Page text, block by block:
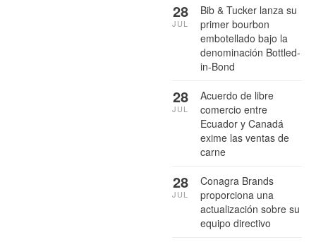
Bib & Tucker lanza su
primer bourbon
embotellado bajo la
denominación Bottled-
in-Bond
28
JUL
Acuerdo de libre
comercio entre
Ecuador y Canadá
exime las ventas de
carne
28
JUL
Conagra Brands
proporciona una
actualización sobre su
equipo directivo
28
JUL